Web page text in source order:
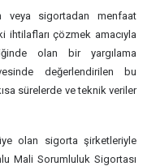
veya sigortadan menfaat
ihtilafları çözmek amacıyla
olan bir yargılama
değerlendirilen bu
sürelerde ve teknik veriler
olan sigorta şirketleriyle
Mali Sorumluluk Sigortası